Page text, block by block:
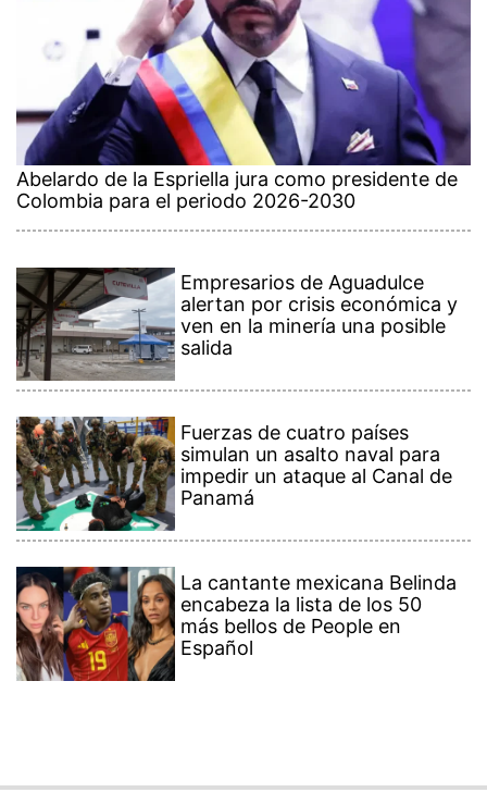
Abelardo de la Espriella jura como presidente de
Colombia para el periodo 2026-2030
Empresarios de Aguadulce
alertan por crisis económica y
ven en la minería una posible
salida
Fuerzas de cuatro países
simulan un asalto naval para
impedir un ataque al Canal de
Panamá
La cantante mexicana Belinda
encabeza la lista de los 50
más bellos de People en
Español